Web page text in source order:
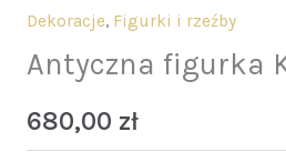
Dekoracje, Figurki i rzeźby
Antyczna figurka
680,00 zł